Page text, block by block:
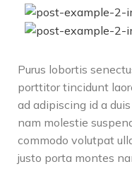
Purus lobortis
porttitor tincidunt
ad adipiscing id a
nam molestie
commodo volutpat
justo porta montes